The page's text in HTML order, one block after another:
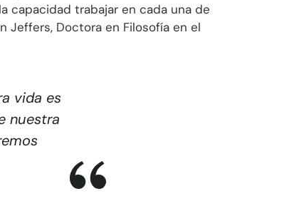
capacidad trabajar en cada una de
Jeffers, Doctora en Filosofía en el
vida es
nuestra